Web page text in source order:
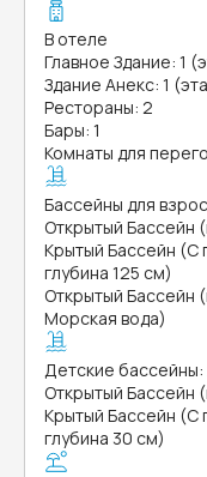
В отеле
Главное Здание: 1
Здание Анекс: 1
Рестораны: 2
Бары: 1
Комнаты для
Бассейны для
Открытый Бассейн
Крытый Бассейн (С
глубина 125 см)
Открытый Бассейн
Морская вода)
Детские бассейны:
Открытый Бассейн
Крытый Бассейн (С
глубина 30 см)